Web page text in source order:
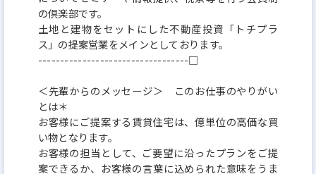
の倶楽部です。
土地と建物をセットにした不動産投資「トチプラ
ス」の提案営業をメインとしております。
----------------------------------□
＜先輩からのメッセージ＞ このお仕事のやりがい
とは＊
お客様にご提案する賃貸住宅は、億単位の高価な買
い物となります。
お客様の担当として、ご要望に沿ったプランをご提
案できるか、お客様の言葉に込められた意味をうま